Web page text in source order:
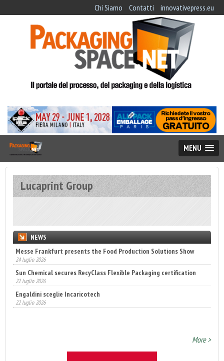
Chi Siamo Contatti innovativepress.eu
MENU
Lucaprint Group
NEWS
Messe Frankfurt presents the Food Production Solutions Show
24 luglio 2026
Sun Chemical secures RecyClass Flexible Packaging certification
22 luglio 2026
Engaldini sceglie Incaricotech
22 luglio 2026
Annunciati i finalisti dei Diamonds Awards 2026 di FTA Europe
14 luglio 2026
More >